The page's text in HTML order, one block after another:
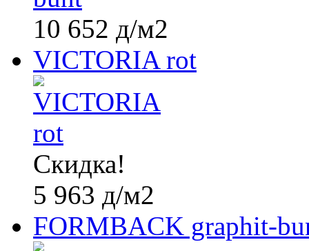
10 652 д/м2
VICTORIA rot
Скидка!
5 963 д/м2
FORMBACK graphit-